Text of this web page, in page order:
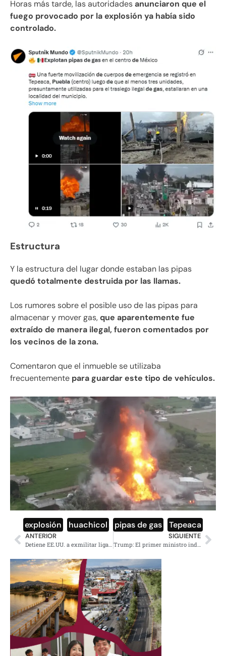
Horas más tarde, las autoridadesanunciaron que el
fuego provocado por la explosión ya había sido
controlado.
Estructura
Y la estructura del lugar donde estaban las pipas
quedó totalmente destruida por las llamas.
Los rumores sobre el posible uso de las pipas para
almacenar y mover gas,que aparentemente fue
extraído de manera ilegal, fueron comentados por
los vecinos de la zona.
Comentaron que el inmueble se utilizaba
frecuentemente para guardar este tipo de vehículos.
explosión huachicol pipas de gas Tepeaca
ANTERIOR SIGUIENTE